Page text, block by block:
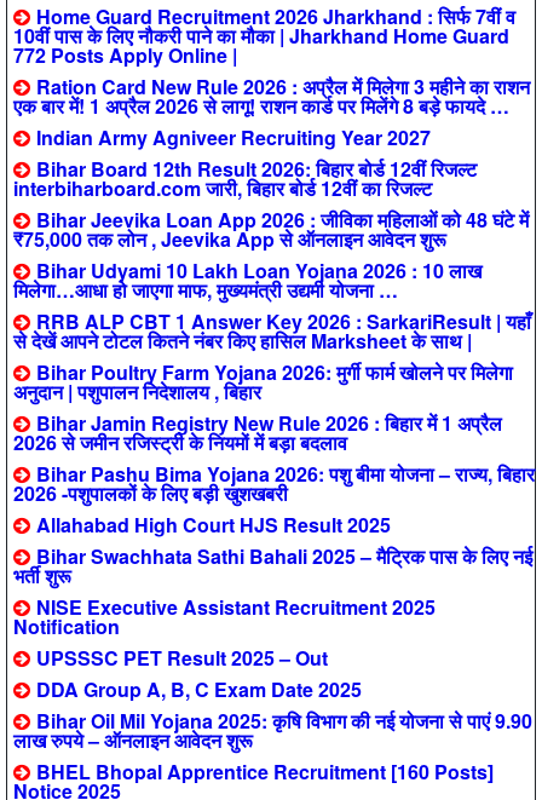
Home Guard Recruitment 2026 Jharkhand : सिर्फ 7वीं व
10वीं पास के लिए नौकरी पाने का मौका | Jharkhand Home Guard
772 Posts Apply Online |
Ration Card New Rule 2026 : अप्रैल में मिलेगा 3 महीने का राशन
एक बार में! 1 अप्रैल 2026 से लागू! राशन कार्ड पर मिलेंगे 8 बड़े फायदे …
Indian Army Agniveer Recruiting Year 2027
Bihar Board 12th Result 2026: बिहार बोर्ड 12वीं रिजल्ट
interbiharboard.com जारी, बिहार बोर्ड 12वीं का रिजल्ट
Bihar Jeevika Loan App 2026 : जीविका महिलाओं को 48 घंटे में
₹75,000 तक लोन , Jeevika App से ऑनलाइन आवेदन शुरू
Bihar Udyami 10 Lakh Loan Yojana 2026 : 10 लाख
मिलेगा…आधा हो जाएगा माफ, मुख्यमंत्री उद्यमी योजना …
RRB ALP CBT 1 Answer Key 2026 : SarkariResult | यहाँ
से देखें आपने टोटल कितने नंबर किए हासिल Marksheet के साथ |
Bihar Poultry Farm Yojana 2026: मुर्गी फार्म खोलने पर मिलेगा
अनुदान | पशुपालन निदेशालय , बिहार
Bihar Jamin Registry New Rule 2026 : बिहार में 1 अप्रैल
2026 से जमीन रजिस्ट्री के नियमों में बड़ा बदलाव
Bihar Pashu Bima Yojana 2026: पशु बीमा योजना – राज्य, बिहार
2026 -पशुपालकों के लिए बड़ी खुशखबरी
Allahabad High Court HJS Result 2025
Bihar Swachhata Sathi Bahali 2025 – मैट्रिक पास के लिए नई
भर्ती शुरू
NISE Executive Assistant Recruitment 2025
Notification
UPSSSC PET Result 2025 – Out
DDA Group A, B, C Exam Date 2025
Bihar Oil Mil Yojana 2025: कृषि विभाग की नई योजना से पाएं 9.90
लाख रुपये – ऑनलाइन आवेदन शुरू
BHEL Bhopal Apprentice Recruitment [160 Posts]
Notice 2025